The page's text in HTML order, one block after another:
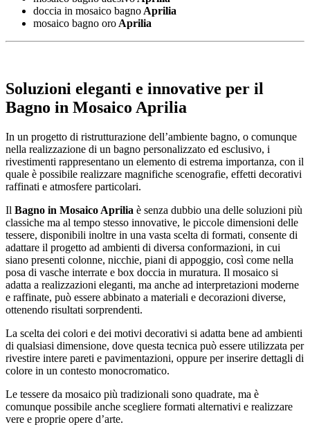
doccia in mosaico bagnoAprilia
mosaico bagno oroAprilia
Soluzioni eleganti e innovative per il
Bagno in Mosaico Aprilia
In un progetto di ristrutturazione dell’ambiente bagno, o comunque
nella realizzazione di un bagno personalizzato ed esclusivo, i
rivestimenti rappresentano un elemento di estrema importanza, con il
quale è possibile realizzare magnifiche scenografie, effetti decorativi
raffinati e atmosfere particolari.
Il Bagno in Mosaico Aprilia è senza dubbio una delle soluzioni più
classiche ma al tempo stesso innovative, le piccole dimensioni delle
tessere, disponibili inoltre in una vasta scelta di formati, consente di
adattare il progetto ad ambienti di diversa conformazioni, in cui
siano presenti colonne, nicchie, piani di appoggio, così come nella
posa di vasche interrate e box doccia in muratura. Il mosaico si
adatta a realizzazioni eleganti, ma anche ad interpretazioni moderne
e raffinate, può essere abbinato a materiali e decorazioni diverse,
ottenendo risultati sorprendenti.
La scelta dei colori e dei motivi decorativi si adatta bene ad ambienti
di qualsiasi dimensione, dove questa tecnica può essere utilizzata per
rivestire intere pareti e pavimentazioni, oppure per inserire dettagli di
colore in un contesto monocromatico.
Le tessere da mosaico più tradizionali sono quadrate, ma è
comunque possibile anche scegliere formati alternativi e realizzare
vere e proprie opere d’arte.